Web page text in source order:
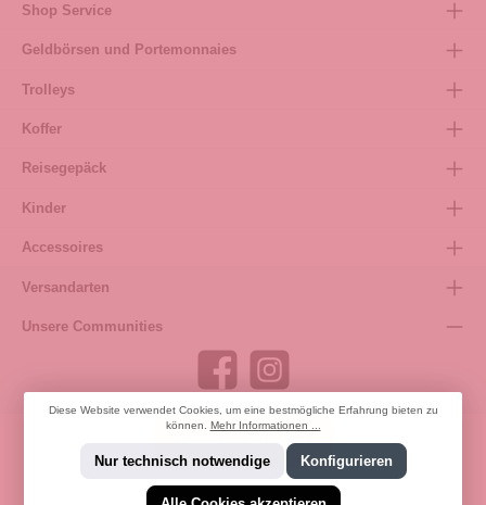
Shop Service
Geldbörsen und Portemonnaies
Trolleys
Koffer
Reisegepäck
Kinder
Accessoires
Versandarten
Unsere Communities
Bestellung widerrufen
Diese Website verwendet Cookies, um eine bestmögliche Erfahrung bieten zu
können. Mehr Informationen ...
Nur technisch notwendige Konfigurieren